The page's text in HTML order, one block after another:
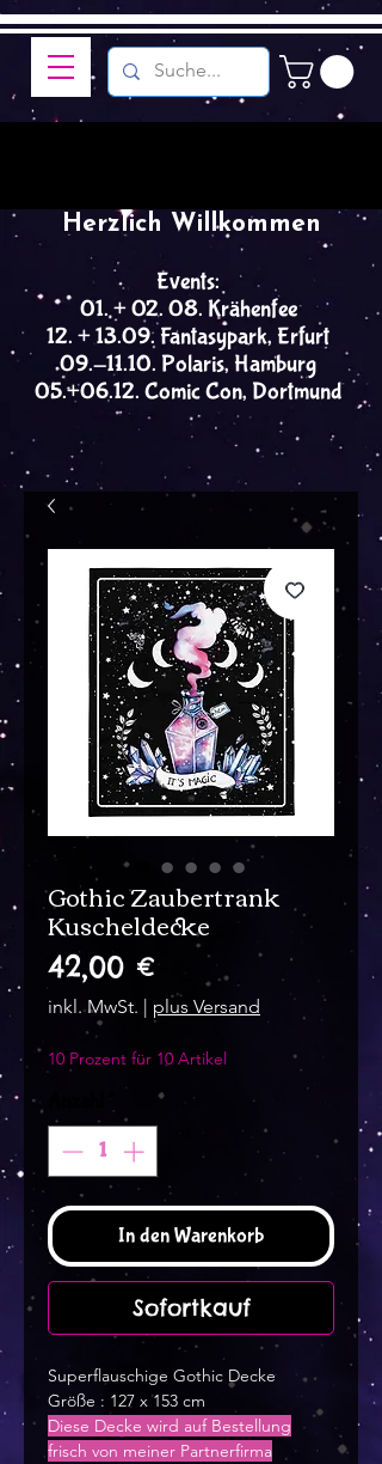
Events:
01. + 02. 08. Krähenfee
12. + 13.09. Fantasypark, Erfurt
09.-11.10. Polaris, Hamburg
05.+06.12. Comic Con, Dortmund
Herzlich Willkommen
Gothic Zaubertrank
Kuscheldecke
42,00 €Preis
inkl. MwSt. | plus Versand
10 Prozent für 10 Artikel
In den Warenkorb
Sofortkauf
Superflauschige Gothic Decke
Größe : 127 x 153 cm
Diese Decke wird auf Bestellung
frisch von meiner Partnerfirma